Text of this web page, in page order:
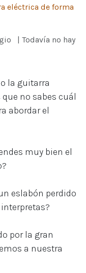
eléctrica de forma
| Todavía no hay
la guitarra
no sabes cuál
abordar el
muy bien el
eslabón perdido
por la gran
a nuestra